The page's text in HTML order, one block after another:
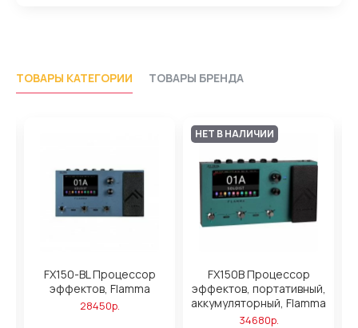
ТОВАРЫ КАТЕГОРИИ ТОВАРЫ БРЕНДА
FX150-BL Процессор
эффектов, Flamma
28450р.
НЕТ В НАЛИЧИИ
FX150B Процессор
эффектов, портативный,
аккумуляторный, Flamma
34680р.